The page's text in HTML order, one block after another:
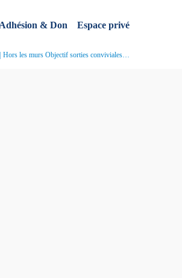
Adhésion & Don Espace privé
Hors les murs Objectif sorties conviviales…